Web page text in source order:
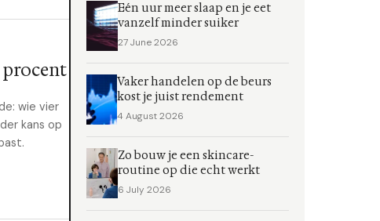
procent
wie vier
kans op
Eén uur meer slaap en je eet
vanzelf minder suiker
27 June 2026
Vaker handelen op de beurs
kost je juist rendement
4 August 2026
Zo bouw je een skincare-
routine op die echt werkt
6 July 2026